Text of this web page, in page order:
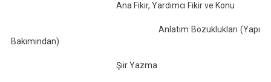
Ana Fikir, Yardımcı Fikir ve Konu
Anlatım Bozuklukları (Yapı
Bakımından)
Şiir Yazma